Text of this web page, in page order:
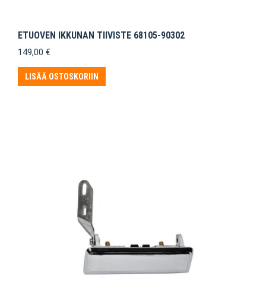
ETUOVEN IKKUNAN TIIVISTE 68105-90302
149,00 €
LISÄÄ OSTOSKORIIN